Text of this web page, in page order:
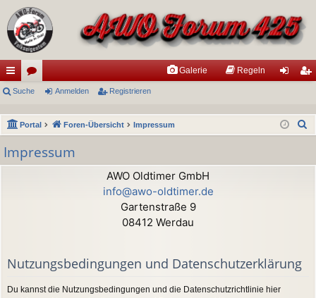
ch
ne
llz
ug
or
en
Galerie Regeln
m
el
ist
rie
Suche Anmelden Registrieren
Portal Foren-Übersicht Impressum
Impressum
AWO Oldtimer GmbH
info@awo-oldtimer.de
Gartenstraße 9
08412 Werdau
Nutzungsbedingungen und Datenschutzerklärung
Du kannst die Nutzungsbedingungen und die Datenschutzrichtlinie hier